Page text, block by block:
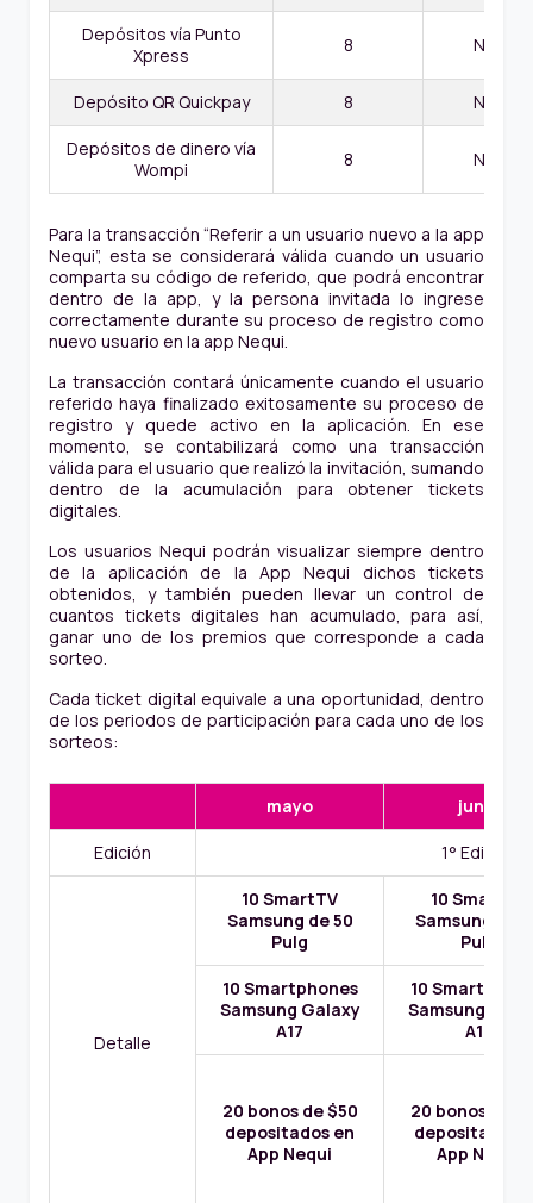
Depósitos vía Punto
Xpress
8 No
Depósito QR Quickpay 8 No
Depósitos de dinero vía
Wompi
8 No
Para la transacción “Referir a un usuario nuevo a la app
Nequi”, esta se considerará válida cuando un usuario
comparta su código de referido, que podrá encontrar
dentro de la app, y la persona invitada lo ingrese
correctamente durante su proceso de registro como
nuevo usuario en la app Nequi.
La transacción contará únicamente cuando el usuario
referido haya finalizado exitosamente su proceso de
registro y quede activo en la aplicación. En ese
momento, se contabilizará como una transacción
válida para el usuario que realizó la invitación, sumando
dentro de la acumulación para obtener tickets
digitales.
Los usuarios Nequi podrán visualizar siempre dentro
de la aplicación de la App Nequi dichos tickets
obtenidos, y también pueden llevar un control de
cuantos tickets digitales han acumulado, para así,
ganar uno de los premios que corresponde a cada
sorteo.
Cada ticket digital equivale a una oportunidad, dentro
de los periodos de participación para cada uno de los
sorteos:
mayo junio
Edición 1° Edición
Detalle
10 SmartTV
Samsung de 50
Pulg
10 SmartTV
Samsung de
Pulg
10 Smartphones
Samsung Galaxy
A17
10
Samsung
A17
20 bonos de $50
depositados en
App Nequi
20 bonos de
depositados
App Nequi